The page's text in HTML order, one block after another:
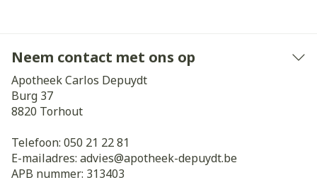
Neem contact met ons op
Apotheek Carlos Depuydt
Burg 37
8820 Torhout
Telefoon: 050 21 22 81
E-mailadres: advies@apotheek-depuydt.be
APB nummer: 313403